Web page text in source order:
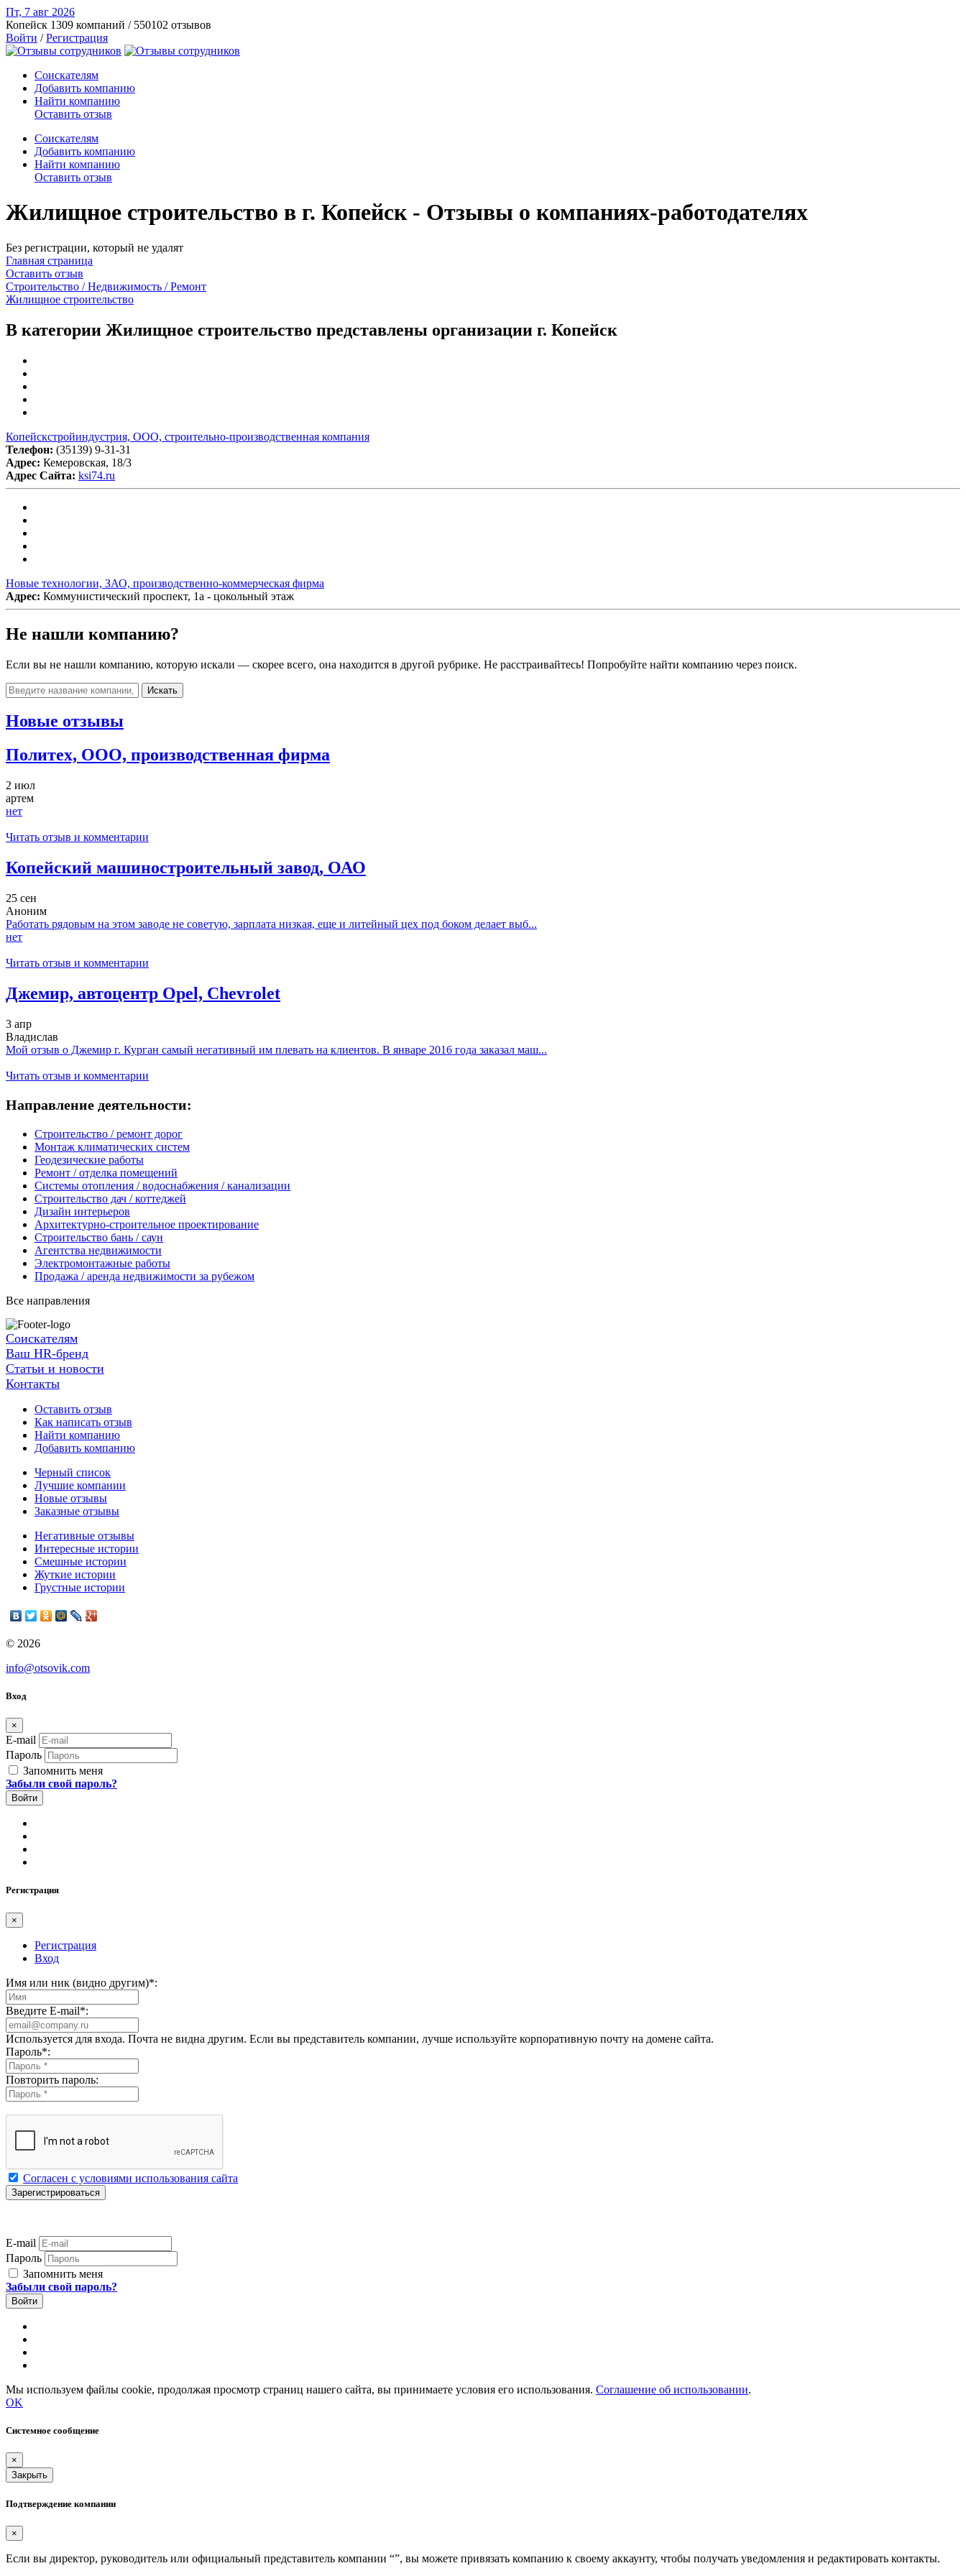
Пт, 7 авг 2026
Копейск 1309 компаний / 550102 отзывов
Войти /Регистрация
Соискателям
Добавить компанию
Найти компанию
Оставить отзыв
Соискателям
Добавить компанию
Найти компанию
Оставить отзыв
Жилищное строительство в г. Копейск - Отзывы о компаниях-работодателях
Без регистрации, который не удалят
Главная страница
Оставить отзыв
Строительство / Недвижимость / Ремонт
Жилищное строительство
В категории Жилищное строительство представлены организации г. Копейск
Копейскстройиндустрия, ООО, строительно-производственная компания
Телефон: (35139) 9-31-31
Адрес: Кемеровская, 18/3
Адрес Сайта: ksi74.ru
Новые технологии, ЗАО, производственно-коммерческая фирма
Адрес: Коммунистический проспект, 1а - цокольный этаж
Не нашли компанию?
Если вы не нашли компанию, которую искали — скорее всего, она находится в другой рубрике. Не расстраивайтесь! Попробуйте найти компанию через поиск.
Искать
Новые отзывы
Политех, ООО, производственная фирма
2 июл
артем
нет
Читать отзыв и комментарии
Копейский машиностроительный завод, ОАО
25 сен
Аноним
Работать рядовым на этом заводе не советую, зарплата низкая, еще и литейный цех под боком делает выб...
нет
Читать отзыв и комментарии
Джемир, автоцентр Opel, Chevrolet
3 апр
Владислав
Мой отзыв о Джемир г. Курган самый негативный им плевать на клиентов. В январе 2016 года заказал маш...
Читать отзыв и комментарии
Направление деятельности:
Строительство / ремонт дорог
Монтаж климатических систем
Геодезические работы
Ремонт / отделка помещений
Системы отопления / водоснабжения / канализации
Строительство дач / коттеджей
Дизайн интерьеров
Архитектурно-строительное проектирование
Строительство бань / саун
Агентства недвижимости
Электромонтажные работы
Продажа / аренда недвижимости за рубежом
Все направления
Соискателям
Ваш HR-бренд
Статьи и новости
Контакты
Оставить отзыв
Как написать отзыв
Найти компанию
Добавить компанию
Черный список
Лучшие компании
Новые отзывы
Заказные отзывы
Негативные отзывы
Интересные истории
Смешные истории
Жуткие истории
Грустные истории
© 2026
info@otsovik.com
Вход
×
E-mail
Пароль
Запомнить меня
Забыли свой пароль?
Регистрация
×
Регистрация
Вход
Имя или ник (видно другим)*:
Введите E-mail*:
Используется для входа. Почта не видна другим. Если вы представитель компании, лучше используйте корпоративную почту на домене сайта.
Пароль*:
Повторить пароль:
Согласен с условиями использования сайта
E-mail
Пароль
Запомнить меня
Забыли свой пароль?
Мы используем файлы cookie, продолжая просмотр страниц нашего сайта, вы принимаете условия его использования. Соглашение об использовании.
OK
Системное сообщение
×
Закрыть
Подтверждение компании
×
Если вы директор, руководитель или официальный представитель компании “”, вы можете привязать компанию к своему аккаунту, чтобы получать уведомления и редактировать контакты.